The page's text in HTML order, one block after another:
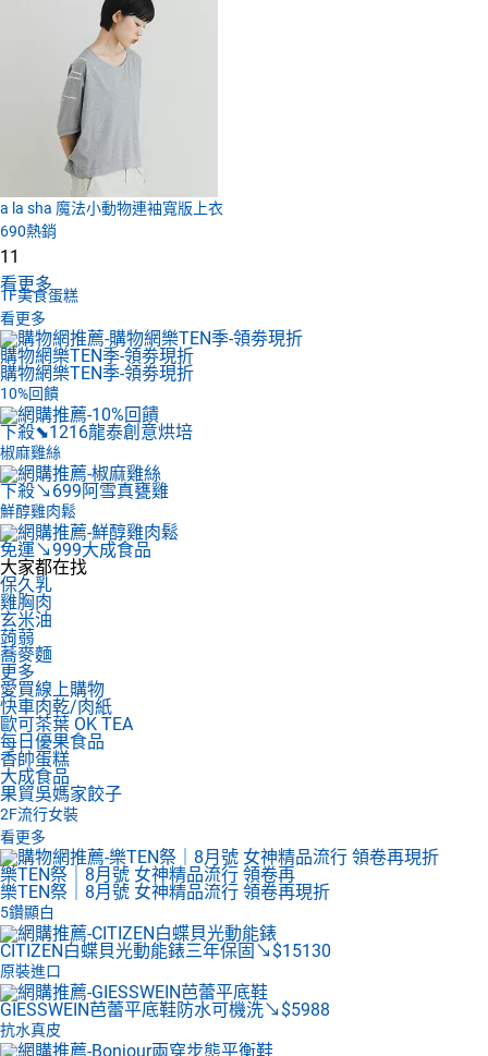
a la sha 魔法小動物連袖寬版上衣
690熱銷
11
看更多
1F美食蛋糕
看更多
購物網樂TEN季-領劵現折
購物網樂TEN季-領劵現折
10%回饋
下殺⬊1216龍泰創意烘培
椒麻雞絲
下殺↘699阿雪真甕雞
鮮醇雞肉鬆
免運↘999大成食品
大家都在找
保久乳
雞胸肉
玄米油
蒟蒻
蕎麥麵
更多
愛買線上購物
快車肉乾/肉紙
歐可茶葉 OK TEA
每日優果食品
香帥蛋糕
大成食品
果貿吳媽家餃子
2F流行女裝
看更多
樂TEN祭｜8月號 女神精品流行 領卷再
樂TEN祭｜8月號 女神精品流行 領卷再現折
5鑽顯白
CITIZEN白蝶貝光動能錶三年保固↘$15130
原裝進口
GIESSWEIN芭蕾平底鞋防水可機洗↘$5988
抗水真皮